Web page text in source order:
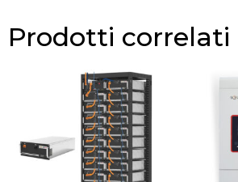
Prodotti correlati